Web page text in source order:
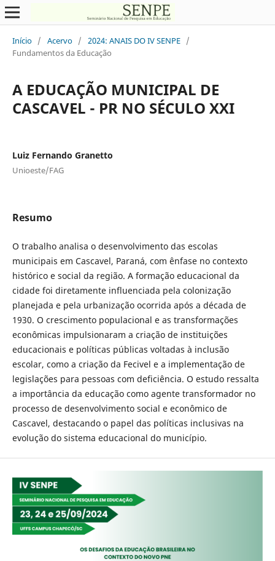
Início / Acervo / 2024: ANAIS DO IV SENPE /
Fundamentos da Educação
A EDUCAÇÃO MUNICIPAL DE
CASCAVEL - PR NO SÉCULO XXI
Luiz Fernando Granetto
Unioeste/FAG
Resumo
O trabalho analisa o desenvolvimento das escolas
municipais em Cascavel, Paraná, com ênfase no contexto
histórico e social da região. A formação educacional da
cidade foi diretamente influenciada pela colonização
planejada e pela urbanização ocorrida após a década de
1930. O crescimento populacional e as transformações
econômicas impulsionaram a criação de instituições
educacionais e políticas públicas voltadas à inclusão
escolar, como a criação da Fecivel e a implementação de
legislações para pessoas com deficiência. O estudo ressalta
a importância da educação como agente transformador no
processo de desenvolvimento social e econômico de
Cascavel, destacando o papel das políticas inclusivas na
evolução do sistema educacional do município.